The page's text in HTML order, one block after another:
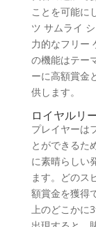
ことを可能に
ツ サムライ
力的なフリー
の機能はテー
ーに高額賞金
供します。
ロイヤルリ
プレイヤーは
とができるた
に素晴らしい
ます。どのス
額賞金を獲得
上のどこかに